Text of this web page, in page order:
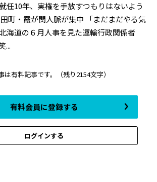
任10年、実権を手放すつもりはないよう
町・霞が関人脈が集中 「まだまだやる気
海道の６月人事を見た運輸行政関係者
...
は有料記事です。 （残り2154文字）
有料会員に登録する
ログインする